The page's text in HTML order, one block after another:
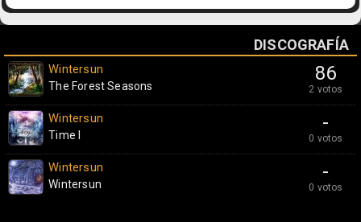
DISCOGRAFÍA
86
2 votos
Wintersun
The Forest Seasons
-
0 votos
Wintersun
Time I
-
0 votos
Wintersun
Wintersun